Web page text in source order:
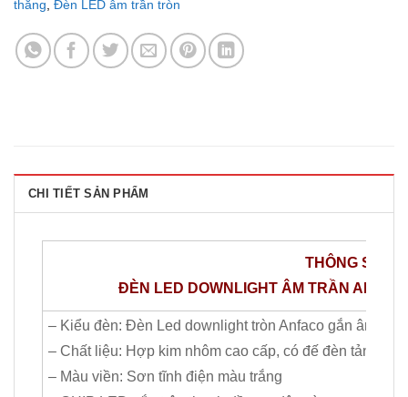
thẳng Đèn LED âm trần tròn
CHI TIẾT SẢN PHẨM
THÔNG​ SỐ
ĐÈN LED DOWNLIGHT ÂM TRẦN
– Kiểu đèn: Đèn Led downlight tròn Anfaco gắn âm trần
– Chất liệu: Hợp kim nhôm cao cấp, có đế đèn tản nhiệt
– Màu viền: Sơn tĩnh điện màu trắng